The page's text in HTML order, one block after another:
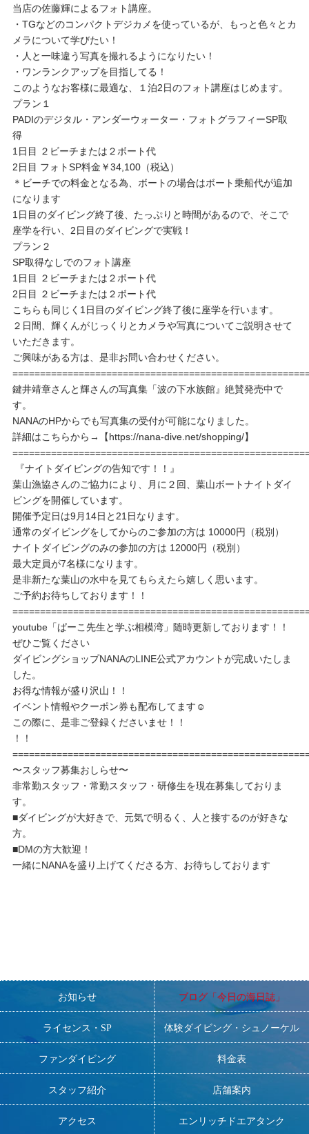
当店の佐藤輝によるフォト講座。
・TGなどのコンパクトデジカメを使っているが、もっと色々とカ
メラについて学びたい！
・人と一味違う写真を撮れるようになりたい！
・ワンランクアップを目指してる！
このようなお客様に最適な、１泊2日のフォト講座はじめます。
プラン１
PADIのデジタル・アンダーウォーター・フォトグラフィーSP取
得
1日目 ２ビーチまたは２ボート代
2日目 フォトSP料金￥34,100（税込）
＊ビーチでの料金となる為、ボートの場合はボート乗船代が追加
になります
1日目のダイビング終了後、たっぷりと時間があるので、そこで
座学を行い、2日目のダイビングで実戦！
プラン２
SP取得なしでのフォト講座
1日目 ２ビーチまたは２ボート代
2日目 ２ビーチまたは２ボート代
こちらも同じく1日目のダイビング終了後に座学を行います。
２日間、輝くんがじっくりとカメラや写真についてご説明させて
いただきます。
ご興味がある方は、是非お問い合わせください。
鍵井靖章さんと輝さんの写真集「波の下水族館』絶賛発売中で
す。
NANAのHPからでも写真集の受付が可能になりました。
詳細はこちらから→【https://nana-dive.net/shopping/】
『ナイトダイビングの告知です！！』
葉山漁協さんのご協力により、月に２回、葉山ボートナイトダイ
ビングを開催しています。
開催予定日は9月14日と21日なります。
通常のダイビングをしてからのご参加の方は 10000円（税別）
ナイトダイビングのみの参加の方は 12000円（税別）
最大定員が7名様になります。
是非新たな葉山の水中を見てもらえたら嬉しく思います。
ご予約お待ちしております！！
youtube「ぱーこ先生と学ぶ相模湾」随時更新しております！！
ぜひご覧ください
ダイビングショップNANAのLINE公式アカウントが完成いたしま
した。
お得な情報が盛り沢山！！
イベント情報やクーポン券も配布してます☺️
この際に、是非ご登録くださいませ！！
！！
〜スタッフ募集おしらせ〜
非常勤スタッフ・常勤スタッフ・研修生を現在募集しておりま
す。
■ダイビングが大好きで、元気で明るく、人と接するのが好きな
方。
■DMの方大歓迎！
一緒にNANAを盛り上げてくださる方、お待ちしております
お知らせ ブログ「今日の海日誌」
ライセンス・SP 体験ダイビング・シュノーケル
ファンダイビング 料金表
スタッフ紹介 店舗案内
アクセス エンリッチドエアタンク